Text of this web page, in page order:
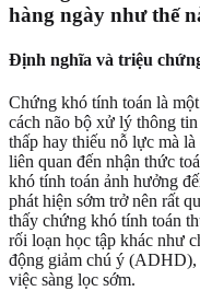
hàng ngày như thế
Định nghĩa và triệu
Chứng khó tính toán là
cách não bộ xử lý thông
thấp hay thiếu nỗ lực mà
liên quan đến nhận thức
khó tính toán ảnh hưởng
phát hiện sớm trở nên rất
thấy chứng khó tính toán
rối loạn học tập khác như
động giảm chú ý (ADHD),
việc sàng lọc sớm.